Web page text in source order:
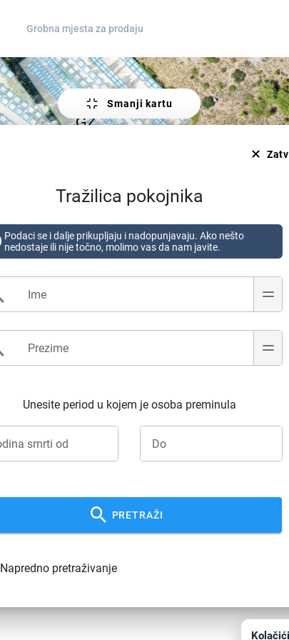
Grobna mjesta za prodaju
Smanji kartu
Kolačići
Tražilica pokojnika
Podaci se i dalje prikupljaju i nadopunjavaju. Ako nešto
nedostaje ili nije točno, molimo vas da nam javite.
Unesite period u kojem je osoba preminula
PRETRAŽI
Napredno pretraživanje